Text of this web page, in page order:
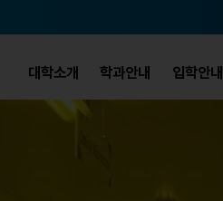
대학소개 학과안내 입학안내